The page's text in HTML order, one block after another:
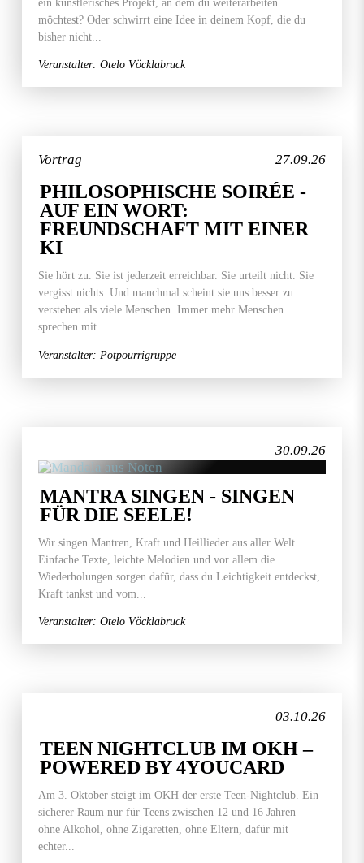
möchtest? Oder schwirrt eine Idee in deinem Kopf, die du
bisher nicht...
Veranstalter: Otelo Vöcklabruck
27.09.26
Vortrag
PHILOSOPHISCHE SOIRÉE -
AUF EIN WORT:
FREUNDSCHAFT MIT EINER
KI
Sie hört zu. Sie ist jederzeit erreichbar. Sie urteilt nicht. Sie
vergisst nichts. Und manchmal scheint sie uns besser zu
verstehen als viele Menschen. Immer mehr Menschen
sprechen mit...
Veranstalter: Potpourrigruppe
30.09.26
MANTRA SINGEN - SINGEN
FÜR DIE SEELE!
Wir singen Mantren, Kraft und Heillieder aus aller Welt.
Einfache Texte, leichte Melodien und vor allem die
Wiederholungen sorgen dafür, dass du Leichtigkeit entdeckst,
Kraft tankst und vom...
Veranstalter: Otelo Vöcklabruck
03.10.26
TEEN NIGHTCLUB IM OKH –
POWERED BY 4YOUCARD
Am 3. Oktober steigt im OKH der erste Teen-Nightclub. Ein
sicherer Raum nur für Teens zwischen 12 und 16 Jahren –
ohne Alkohol, ohne Zigaretten, ohne Eltern, dafür mit
echter...